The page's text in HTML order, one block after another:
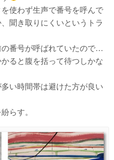
使わず生声で番号を呼んで
聞き取りにくいというトラ
の番号が呼ばれていたので…
ると腹を括って待つしかな
い時間帯は避けた方が良い
らす。